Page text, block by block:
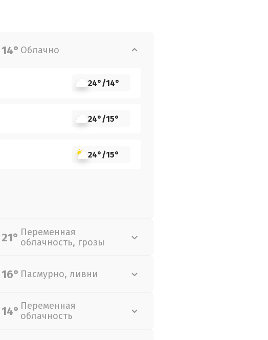
14° Облачно
24°/14°
24°/15°
24°/15°
21° Переменная
облачность, грозы
16° Пасмурно, ливни
14° Переменная
облачность